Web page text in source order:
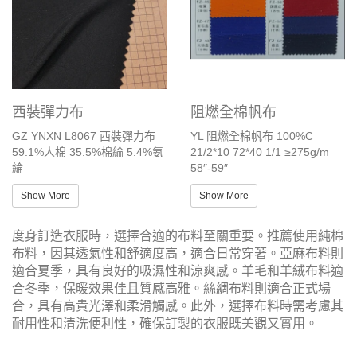
西裝彈力布
GZ YNXN L8067 西裝彈力布
59.1%人棉 35.5%棉綸 5.4%氨
綸
Show More
阻燃全棉帆布
YL 阻燃全棉帆布 100%C
21/2*10 72*40 1/1 ≥275g/m
58″-59″
Show More
度身訂造衣服時，選擇合適的布料至關重要。推薦使用純棉
布料，因其透氣性和舒適度高，適合日常穿著。亞麻布料則
適合夏季，具有良好的吸濕性和涼爽感。羊毛和羊絨布料適
合冬季，保暖效果佳且質感高雅。絲綢布料則適合正式場
合，具有高貴光澤和柔滑觸感。此外，選擇布料時需考慮其
耐用性和清洗便利性，確保訂製的衣服既美觀又實用。